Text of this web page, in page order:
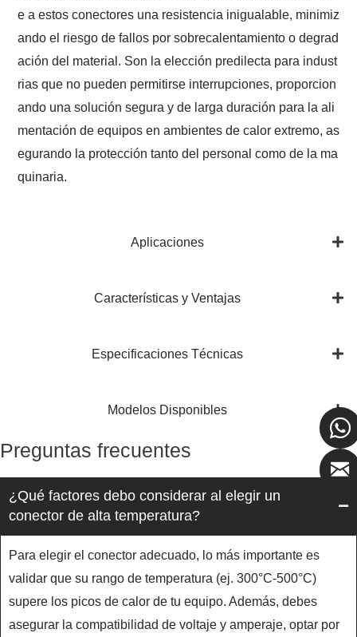
e a estos conectores una resistencia inigualable, minimiz
ando el riesgo de fallos por sobrecalentamiento o degrad
ación del material. Son la elección predilecta para indust
rias que no pueden permitirse interrupciones, proporcion
ando una solución segura y de larga duración para la ali
mentación de equipos en ambientes de calor extremo, as
egurando la protección tanto del personal como de la ma
quinaria.
Aplicaciones
Características y Ventajas
Especificaciones Técnicas
Modelos Disponibles
Preguntas frecuentes
¿Qué factores debo considerar al elegir un
conector de alta temperatura?
Para elegir el conector adecuado, lo más importante es
validar que su rango de temperatura (ej. 300°C-500°C)
supere los picos de calor de tu equipo. Además, debes
asegurar la compatibilidad de voltaje y amperaje, optar por